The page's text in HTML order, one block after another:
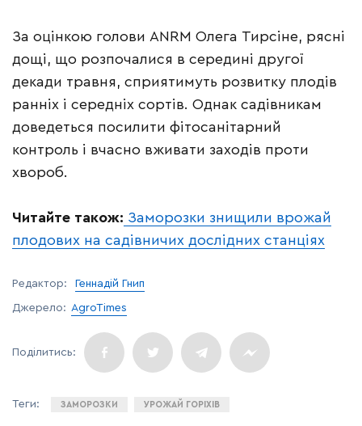
За оцінкою голови ANRM Олега Тирсіне, рясні
дощі, що розпочалися в середині другої
декади травня, сприятимуть розвитку плодів
ранніх і середніх сортів. Однак садівникам
доведеться посилити фітосанітарний
контроль і вчасно вживати заходів проти
хвороб.
Читайте також: Заморозки знищили врожай
плодових на садівничих дослідних станціях
Редактор: Геннадій Гнип
Джерело: AgroTimes
ЗАМОРОЗКИ УРОЖАЙ ГОРІХІВ